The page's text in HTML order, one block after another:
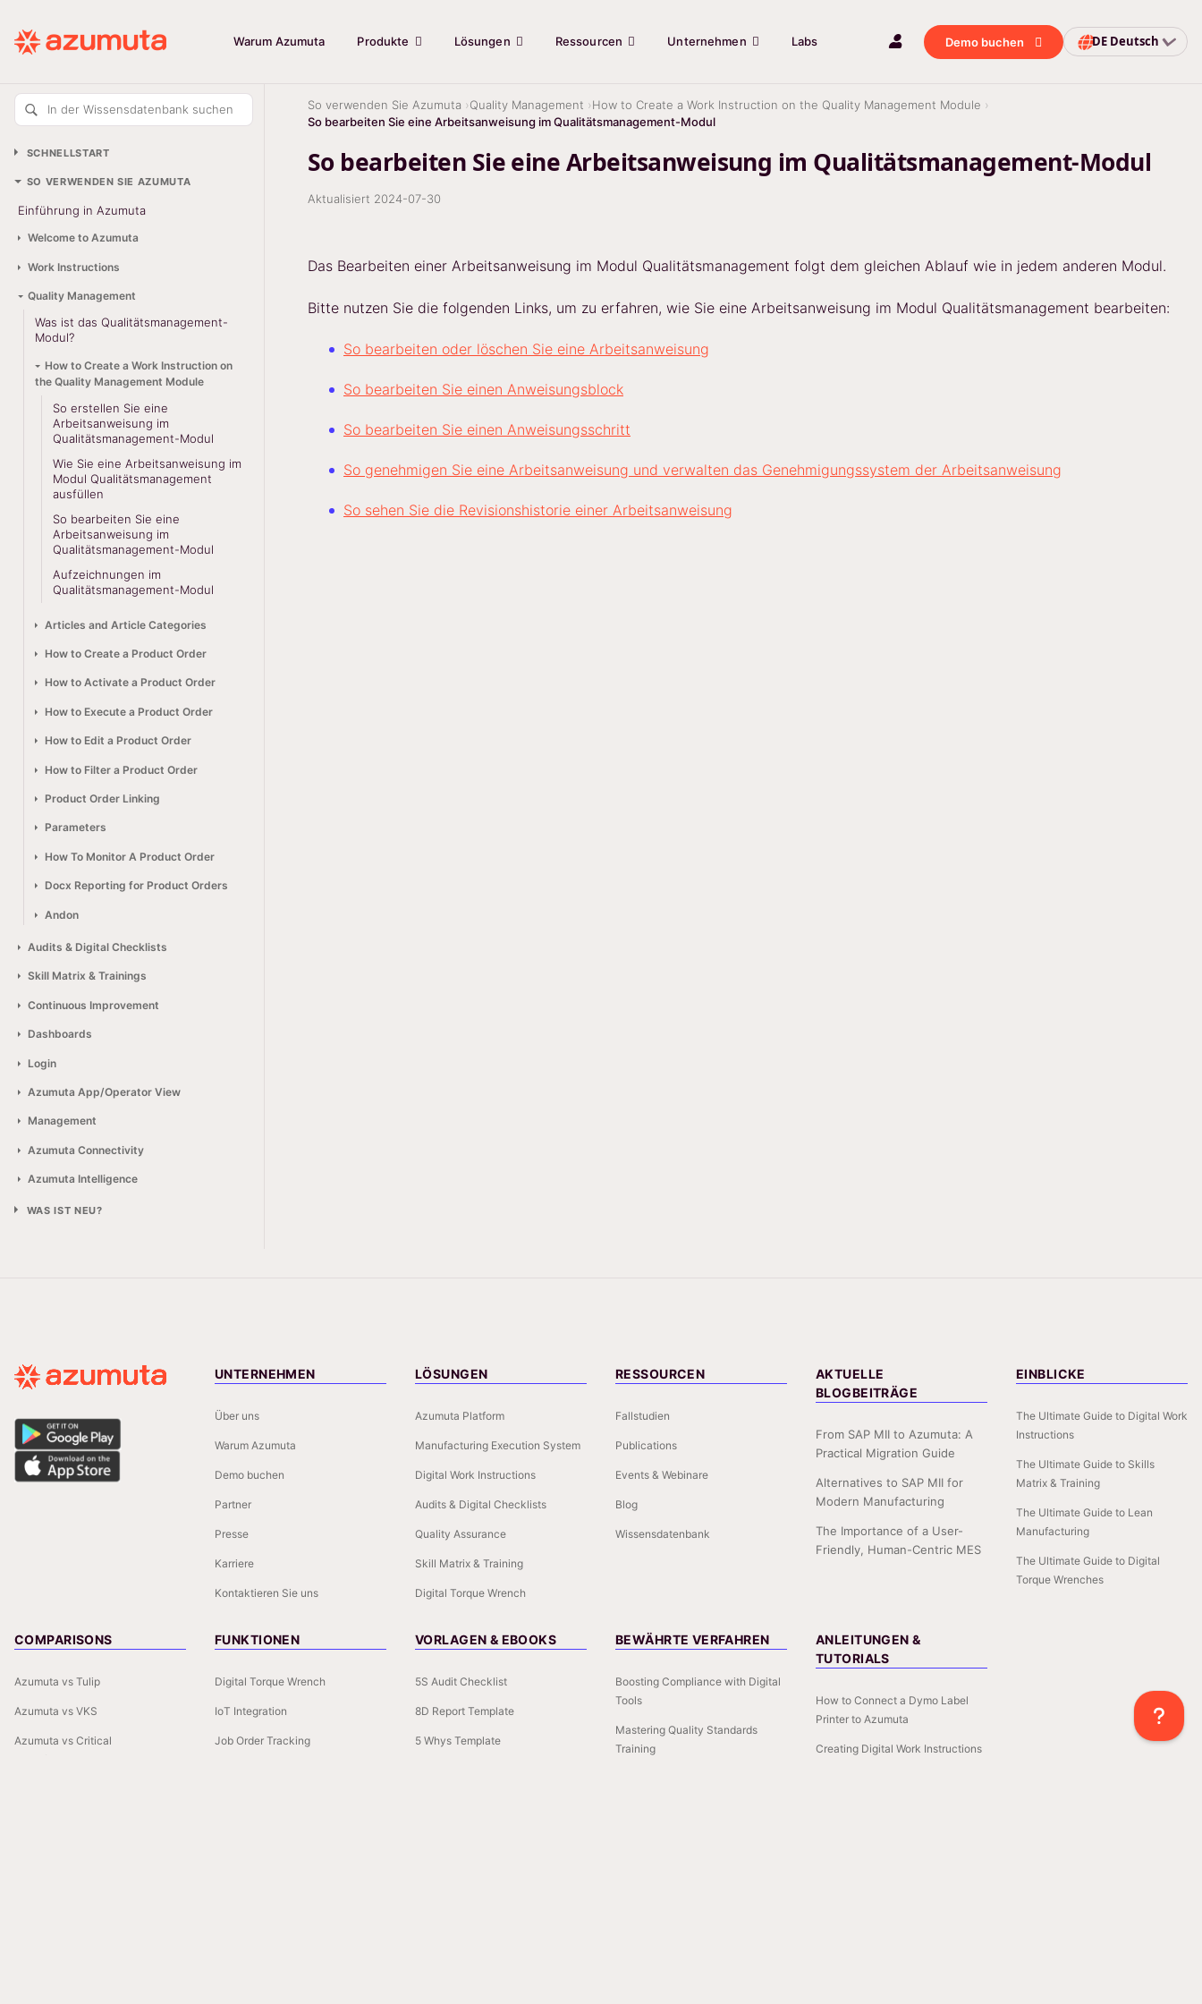
Warum Azumuta Produkte Lösungen Ressourcen Unternehmen Labs Demo buchen DE Deutsch
In der Wissensdatenbank suchen
SCHNELLSTART
SO VERWENDEN SIE AZUMUTA
Einführung in Azumuta
Welcome to Azumuta
Work Instructions
Quality Management
Was ist das Qualitätsmanagement-
Modul?
How to Create a Work Instruction on
the Quality Management Module
So erstellen Sie eine
Arbeitsanweisung im
Qualitätsmanagement-Modul
Wie Sie eine Arbeitsanweisung im
Modul Qualitätsmanagement
ausfüllen
So bearbeiten Sie eine
Arbeitsanweisung im
Qualitätsmanagement-Modul
Aufzeichnungen im
Qualitätsmanagement-Modul
Articles and Article Categories
How to Create a Product Order
How to Activate a Product Order
How to Execute a Product Order
How to Edit a Product Order
How to Filter a Product Order
Product Order Linking
Parameters
How To Monitor A Product Order
Docx Reporting for Product Orders
Andon
Audits & Digital Checklists
Skill Matrix & Trainings
Continuous Improvement
Dashboards
Login
Azumuta App/Operator View
Management
Azumuta Connectivity
Azumuta Intelligence
WAS IST NEU?
So verwenden Sie Azumuta Quality Management
How to Create a Work Instruction on the Quality Management Module
So bearbeiten Sie eine Arbeitsanweisung im Qualitätsmanagement-Modul
So bearbeiten Sie eine Arbeitsanweisung im Qualitätsmanagement-Modul
Aktualisiert 2024-07-30
Das Bearbeiten einer Arbeitsanweisung im Modul Qualitätsmanagement folgt dem gleichen Ablauf wie in jedem anderen Modul.
Bitte nutzen Sie die folgenden Links, um zu erfahren, wie Sie eine Arbeitsanweisung im Modul Qualitätsmanagement bearbeiten:
So bearbeiten oder löschen Sie eine Arbeitsanweisung
So bearbeiten Sie einen Anweisungsblock
So bearbeiten Sie einen Anweisungsschritt
So genehmigen Sie eine Arbeitsanweisung und verwalten das Genehmigungssystem der Arbeitsanweisung
So sehen Sie die Revisionshistorie einer Arbeitsanweisung
UNTERNEHMEN
Über uns
Warum Azumuta
Demo buchen
Partner
Presse
Karriere
Kontaktieren Sie uns
LÖSUNGEN
Azumuta Platform
Manufacturing Execution System
Digital Work Instructions
Audits & Digital Checklists
Quality Assurance
Skill Matrix & Training
Digital Torque Wrench
RESSOURCEN
Fallstudien
Publications
Events & Webinare
Blog
Wissensdatenbank
AKTUELLE
BLOGBEITRÄGE
From SAP MII to Azumuta: A
Practical Migration Guide
Alternatives to SAP MII for
Modern Manufacturing
The Importance of a User-
Friendly, Human-Centric MES
EINBLICKE
The Ultimate Guide to Digital Work
Instructions
The Ultimate Guide to Skills
Matrix & Training
The Ultimate Guide to Lean
Manufacturing
The Ultimate Guide to Digital
Torque Wrenches
COMPARISONS
Azumuta vs Tulip
Azumuta vs VKS
Azumuta vs Critical
FUNKTIONEN
Digital Torque Wrench
IoT Integration
Job Order Tracking
VORLAGEN & EBOOKS
5S Audit Checklist
8D Report Template
5 Whys Template
BEWÄHRTE VERFAHREN
Boosting Compliance with Digital
Tools
Mastering Quality Standards
Training
ANLEITUNGEN &
TUTORIALS
How to Connect a Dymo Label
Printer to Azumuta
Creating Digital Work Instructions